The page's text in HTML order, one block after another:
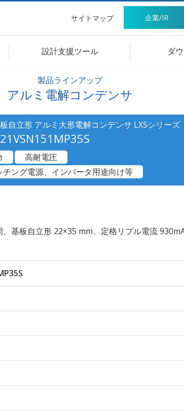
サイトマップ 企業/IR
設計支援ツール ダ
製品ラインアップ
アルミ電解コンデンサ
自立形 アルミ大形電解コンデンサ LXSシリーズ
高耐電圧
チング電源、インバータ用途向け等
基板自立形 22×35 mm、定格リプル電流